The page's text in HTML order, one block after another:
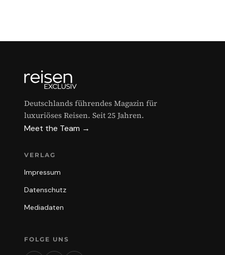
Deutschlands führendes Magazin für
luxuriöses Reisen. Seit 25 Jahren.
Meet the Team →
VERLAG
Impressum
Datenschutz
Mediadaten
FOLGE UNS